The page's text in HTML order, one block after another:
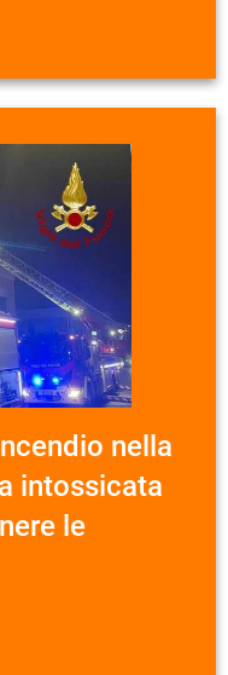
nella
intossicata
le